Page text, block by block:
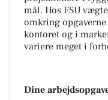
mål. Hos FSU
omkring
kontoret og i
variere meget i
Dine